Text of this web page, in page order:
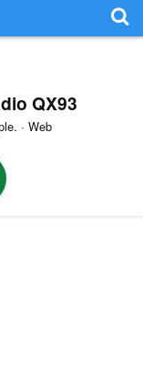
QX93
· Web